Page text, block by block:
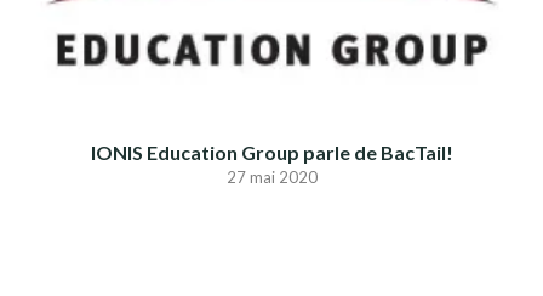
IONIS Education Group parle de BacTail!
27 mai 2020